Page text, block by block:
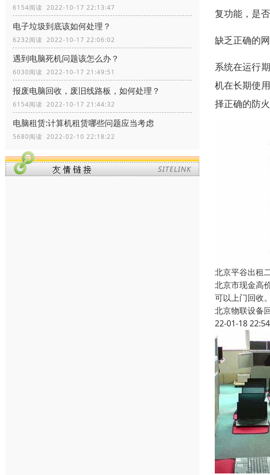
6154阅读 2022-10-17 22:13:47
电子垃圾到底该如何处理？
6232阅读 2022-10-17 22:06:02
遇到电脑死机问题该怎么办？
6030阅读 2022-10-17 21:49:51
报废电脑回收，废旧线路板，如何处理？
6154阅读 2022-10-17 21:44:32
电脑租赁:计算机租赁哪些问题应当考虑
5680阅读 2022-02-10 22:18:22
复功能，是
缺乏正确的
系统在运行
机在长期使
择正确的防
北京平谷出租
北京市现金高
可以上门回收
北京物联设备
22-01-18